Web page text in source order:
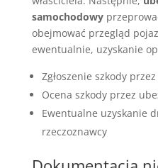
samochodowy
obejmować przegląd
ewentualnie, uzyskanie
Zgłoszenie szkody
Ocena szkody przez
Ewentualne uzyskanie
rzeczoznawcy